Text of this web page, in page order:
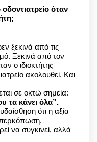
όταν
ξεκινά από τις
Ξεκινά από τον
ο ιδιοκτήτης
ακολουθεί. Και
σε οκτώ σημεία:
τα κάνει όλα”.
ότι η αξία
να συγκινεί, αλλά